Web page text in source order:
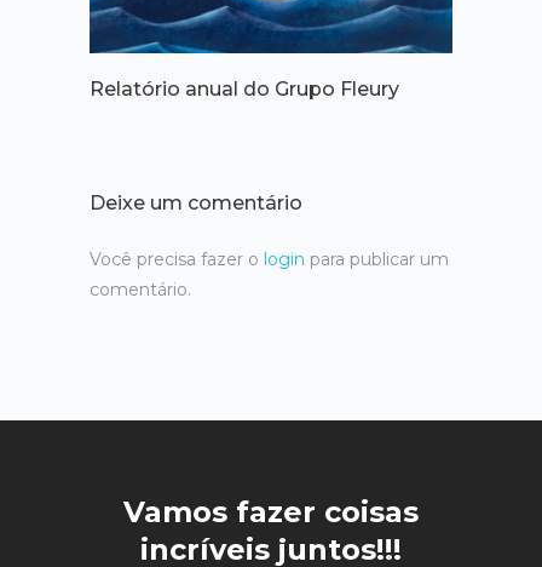
Relatório anual do Grupo Fleury
Deixe um comentário
Você precisa fazer o login para publicar um
comentário.
Vamos fazer coisas
incríveis juntos!!!